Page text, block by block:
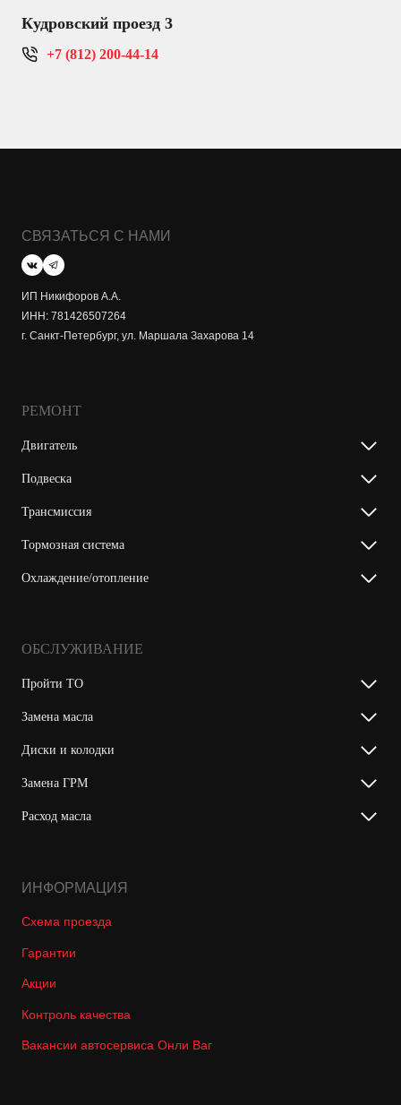
Кудровский проезд 3
+7 (812) 200-44-14
СВЯЗАТЬСЯ С НАМИ
ИП Никифоров А.А.
ИНН: 781426507264
г. Санкт-Петербург, ул. Маршала Захарова 14
РЕМОНТ
Двигатель
Подвеска
Трансмиссия
Тормозная система
Охлаждение/отопление
ОБСЛУЖИВАНИЕ
Пройти ТО
Замена масла
Диски и колодки
Замена ГРМ
Расход масла
ИНФОРМАЦИЯ
Схема проезда
Гарантии
Акции
Контроль качества
Вакансии автосервиса Онли Ваг